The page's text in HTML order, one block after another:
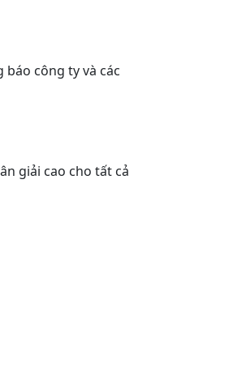
công ty và các
giải cao cho tất cả